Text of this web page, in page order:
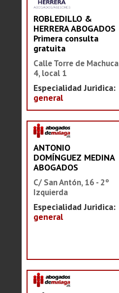
ROBLEDILLO &
HERRERA ABOGADOS
Primera consulta
gratuita
Calle Torre de Machuca
4, local 1
Especialidad Juridica:
general
ANTONIO
DOMÍNGUEZ MEDINA
ABOGADOS
C/ San Antón, 16 - 2º
Izquierda
Especialidad Juridica:
general